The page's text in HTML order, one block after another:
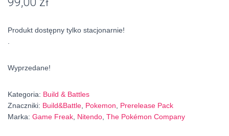
Produkt dostępny tylko stacjonarnie!
Wyprzedane!
Kategoria: Build & Battles
Znaczniki: Build&Battle Pokemon
Prerelease Pack
Marka: Game Freak Nitendo The Pokémon Company